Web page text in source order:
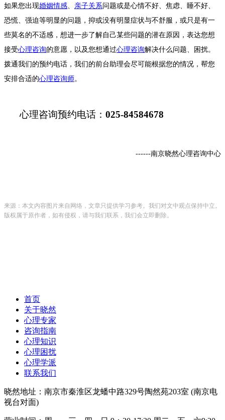
如果您出现婚姻情感 亲子关系问题或是心情不好、焦虑、睡不好、
恐慌、强迫等明显的问题，抑或没有明显症状与不舒服，或只是有一
些莫名的不适感，想进一步了解自己某些问题的潜在原因，表达您想
接受心理咨询的意愿，以及您想通过心理咨询解决什么问题、困扰。
拨通我们的预约电话，我们的前台助理会尽可能根据您的情况，帮您
安排合适的心理咨询师 。
心理咨询预约电话： 025-84584678
------南京晓然心理咨询中心
来源：本文内容图片来自网络，文章只提供学习参考。我们对文中观点保持中立。
版权属于原作者，如有侵权，请与我们联系，我们会立即删除。
首页
关于晓然
心理专家
咨询指南
心理知识
心理困扰
心理学派
联系我们
晓然地址：南京市秦淮区龙蟠中路329号陶然苑203室 (南京电
视台对面)